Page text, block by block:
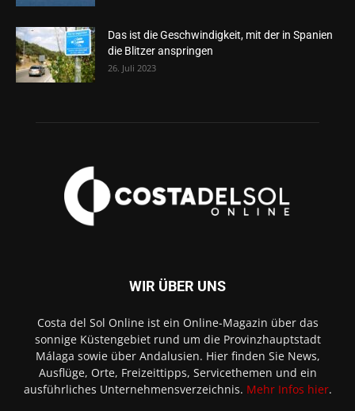
Das ist die Geschwindigkeit, mit der in Spanien
die Blitzer anspringen
26. Juli 2023
WIR ÜBER UNS
Costa del Sol Online ist ein Online-Magazin über das
sonnige Küstengebiet rund um die Provinzhauptstadt
Málaga sowie über Andalusien. Hier finden Sie News,
Ausflüge, Orte, Freizeittipps, Servicethemen und ein
ausführliches Unternehmensverzeichnis. Mehr Infos hier.